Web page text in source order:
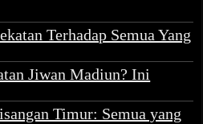
Terhadap Semua Yang
Jiwan Madiun? Ini
Timur: Semua yang